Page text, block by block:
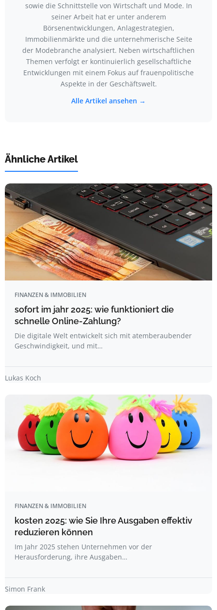
sowie die Schnittstelle von Wirtschaft und Mode. In
seiner Arbeit hat er unter anderem
Börsenentwicklungen, Anlagestrategien,
Immobilienmärkte und die unternehmerische Seite
der Modebranche analysiert. Neben wirtschaftlichen
Themen verfolgt er kontinuierlich gesellschaftliche
Entwicklungen mit einem Fokus auf frauenpolitische
Aspekte in der Geschäftswelt.
Alle Artikel ansehen →
Ähnliche Artikel
FINANZEN & IMMOBILIEN
sofort im jahr 2025: wie funktioniert die
schnelle Online-Zahlung?
Die digitale Welt entwickelt sich mit atemberaubender
Geschwindigkeit, und mit…
Lukas Koch
FINANZEN & IMMOBILIEN
kosten 2025: wie Sie Ihre Ausgaben effektiv
reduzieren können
Im Jahr 2025 stehen Unternehmen vor der
Herausforderung, ihre Ausgaben…
Simon Frank